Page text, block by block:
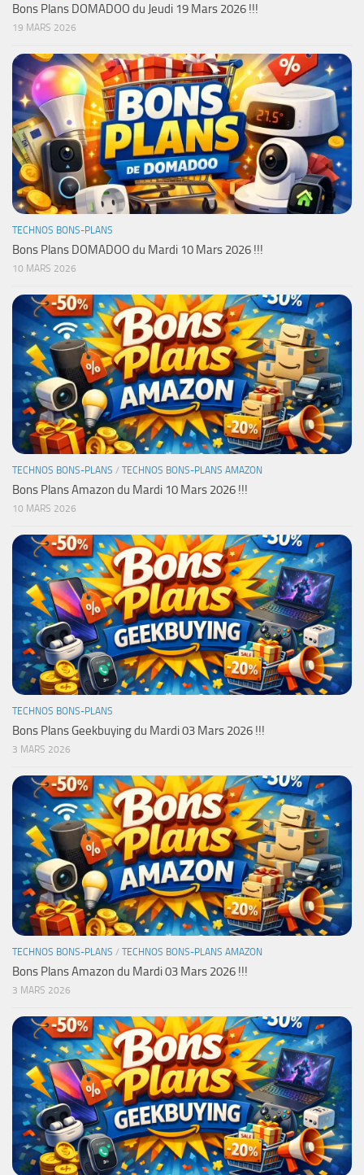
Bons Plans DOMADOO du Jeudi 19 Mars 2026 !!!
19 MARS 2026
TECHNOS BONS-PLANS
Bons Plans DOMADOO du Mardi 10 Mars 2026 !!!
10 MARS 2026
TECHNOS BONS-PLANS / TECHNOS BONS-PLANS AMAZON
Bons Plans Amazon du Mardi 10 Mars 2026 !!!
10 MARS 2026
TECHNOS BONS-PLANS
Bons Plans Geekbuying du Mardi 03 Mars 2026 !!!
3 MARS 2026
TECHNOS BONS-PLANS / TECHNOS BONS-PLANS AMAZON
Bons Plans Amazon du Mardi 03 Mars 2026 !!!
3 MARS 2026